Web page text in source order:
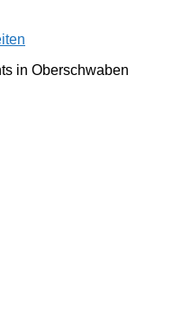
in Oberschwaben